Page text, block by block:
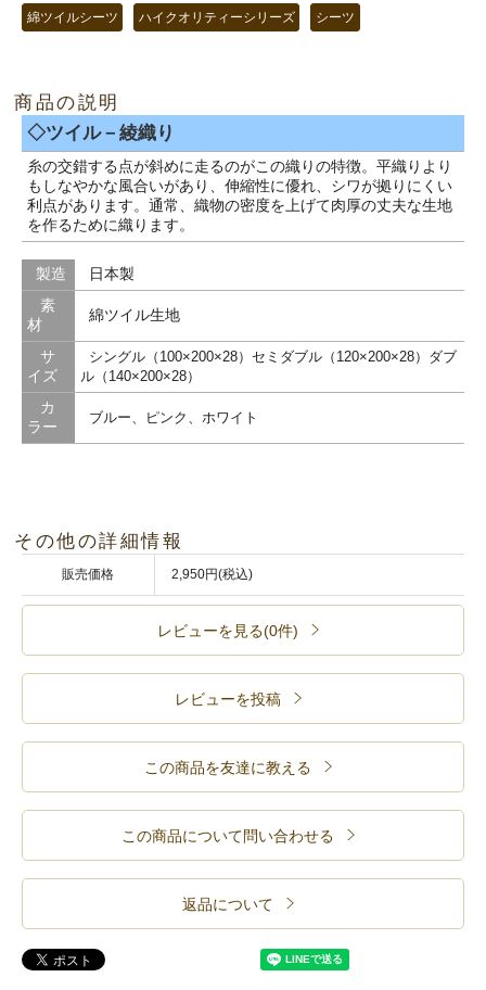
綿ツイルシーツ ハイクオリティーシリーズ シーツ
商品の説明
◇ツイル－綾織り
糸の交錯する点が斜めに走るのがこの織りの特徴。平織りより
もしなやかな風合いがあり、伸縮性に優れ、シワが拠りにくい
利点があります。通常、織物の密度を上げて肉厚の丈夫な生地
を作るために織ります。
製造
日本製
素
材
綿ツイル生地
サ
イズ
シングル（100×200×28）セミダブル（120×200×28）ダブ
ル（140×200×28）
カ
ラー
ブルー、ピンク、ホワイト
その他の詳細情報
販売価格 2,950円(税込)
レビューを見る(0件)
レビューを投稿
この商品を友達に教える
この商品について問い合わせる
返品について